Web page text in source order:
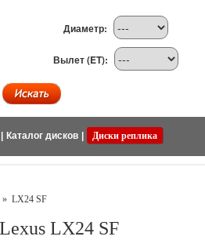
Диаметр:
Вылет (ET):
Каталог дисков Диски реплика
» LX24 SF
Lexus LX24 SF